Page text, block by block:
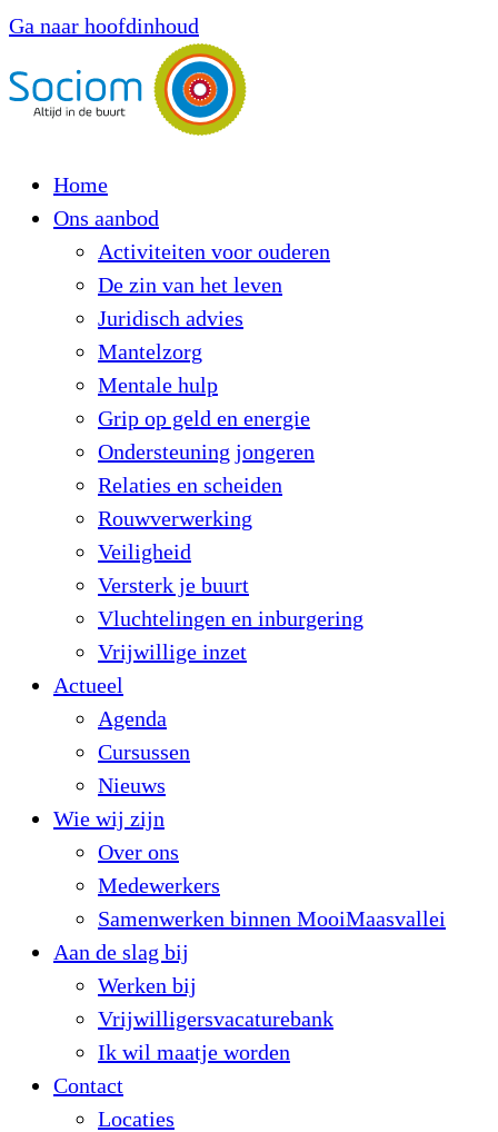
Ga naar hoofdinhoud
Home
Ons aanbod
Activiteiten voor ouderen
De zin van het leven
Juridisch advies
Mantelzorg
Mentale hulp
Grip op geld en energie
Ondersteuning jongeren
Relaties en scheiden
Rouwverwerking
Veiligheid
Versterk je buurt
Vluchtelingen en inburgering
Vrijwillige inzet
Actueel
Agenda
Cursussen
Nieuws
Wie wij zijn
Over ons
Medewerkers
Samenwerken binnen MooiMaasvallei
Aan de slag bij
Werken bij
Vrijwilligersvacaturebank
Ik wil maatje worden
Contact
Locaties